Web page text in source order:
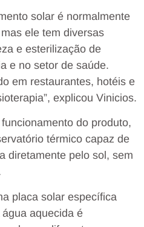
solar é normalmente
ele tem diversas
e esterilização de
e no setor de saúde.
em restaurantes, hotéis e
explicou Vinicios.
do produto,
térmico capaz de
diretamente pelo sol, sem
placa solar específica
aquecida é